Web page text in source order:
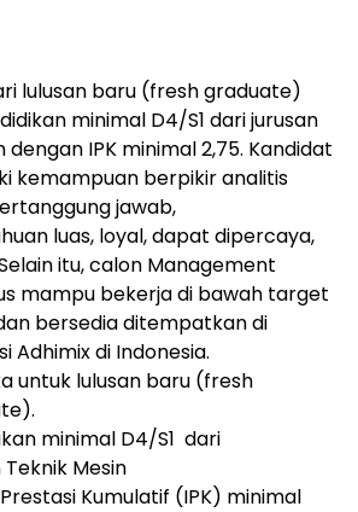
lulusan baru (fresh graduate)
minimal D4/S1 dari jurusan
dengan IPK minimal 2,75. Kandidat
kemampuan berpikir analitis
jawab,
luas, loyal, dapat dipercaya,
itu, calon Management
mampu bekerja di bawah target
bersedia ditempatkan di
Adhimix di Indonesia.
untuk lulusan baru (fresh
minimal D4/S1 dari
Teknik Mesin
Kumulatif (IPK) minimal